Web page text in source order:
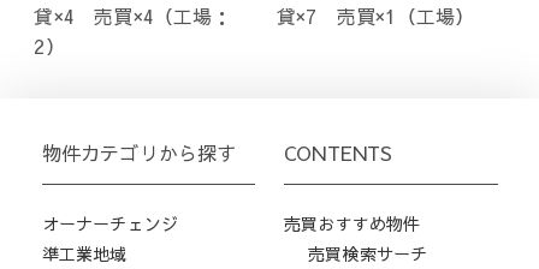
貸×4 売買×4（工場：
2）
貸×7 売買×1（工場）
物件カテゴリから探す
オーナーチェンジ
準工業地域
CONTENTS
売買おすすめ物件
売買検索サーチ